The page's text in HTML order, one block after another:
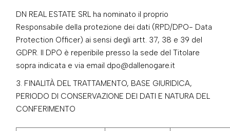
DN REAL ESTATE SRL ha nominato il proprio
Responsabile della protezione dei dati (RPD/DPO- Data
Protection Officer) ai sensi degli artt. 37, 38 e 39 del
GDPR. Il DPO è reperibile presso la sede del Titolare
sopra indicata e via email dpo@dallenogare.it
FINALITÀ DEL TRATTAMENTO, BASE GIURIDICA,
PERIODO DI CONSERVAZIONE DEI DATI E NATURA DEL
CONFERIMENTO